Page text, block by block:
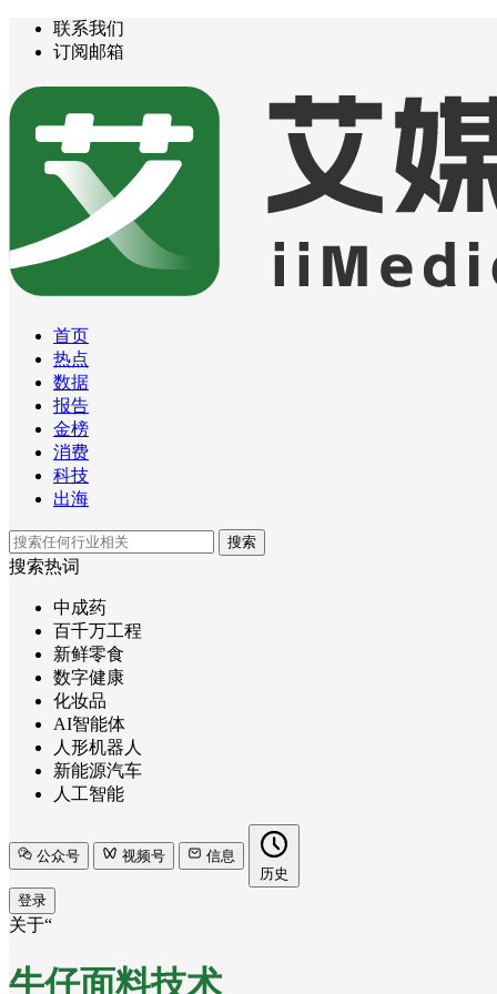
联系我们
订阅邮箱
首页
热点
数据
报告
金榜
消费
科技
出海
搜索
搜索热词
中成药
百千万工程
新鲜零食
数字健康
化妆品
AI智能体
人形机器人
新能源汽车
人工智能
公众号 视频号
信息
历史
登录
关于“
牛仔面料技术